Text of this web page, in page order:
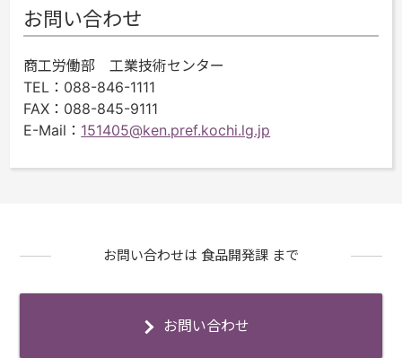
お問い合わせ
商工労働部 工業技術センター
TEL ：088-846-1111
FAX ：088-845-9111
E-Mail ： 151405@ken.pref.kochi.lg.jp
お問い合わせは 食品開発課 まで
お問い合わせ